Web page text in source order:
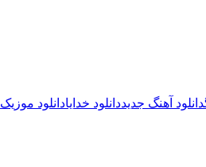
دانلود آهنگ جدیددانلود خدایادانلود موزیک